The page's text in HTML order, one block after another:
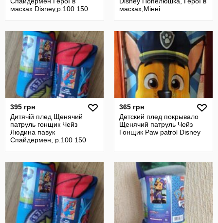
масках Disney,р.100 150
масках,Мінні
395 грн
Дитячій плед Щенячий
патруль гонщик Чейз
Людина павук
Спайдермен, р.100 150
365 грн
Детский плед покрывало
Щенячий патруль Чейз
Гонщик Paw patrol Disney